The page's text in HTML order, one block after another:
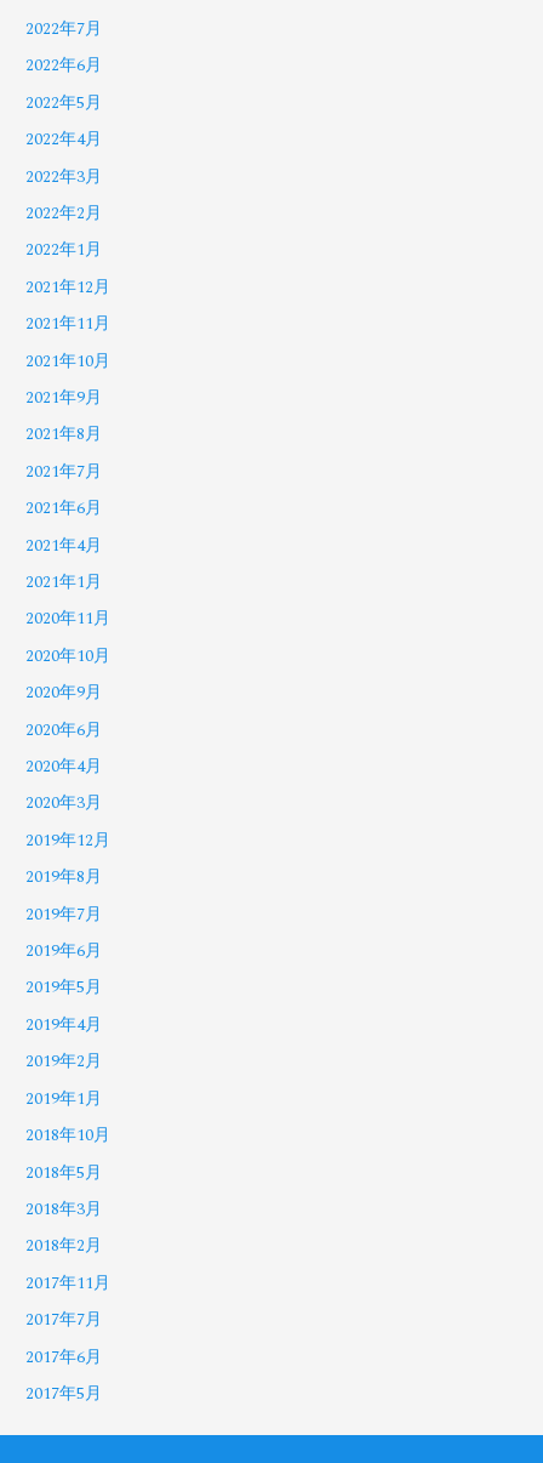
2022年7月
2022年6月
2022年5月
2022年4月
2022年3月
2022年2月
2022年1月
2021年12月
2021年11月
2021年10月
2021年9月
2021年8月
2021年7月
2021年6月
2021年4月
2021年1月
2020年11月
2020年10月
2020年9月
2020年6月
2020年4月
2020年3月
2019年12月
2019年8月
2019年7月
2019年6月
2019年5月
2019年4月
2019年2月
2019年1月
2018年10月
2018年5月
2018年3月
2018年2月
2017年11月
2017年7月
2017年6月
2017年5月